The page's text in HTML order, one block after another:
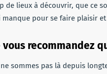
de lieux à découvrir, que ce
manque pour se faire plaisir
recommandez
sommes pas là depuis